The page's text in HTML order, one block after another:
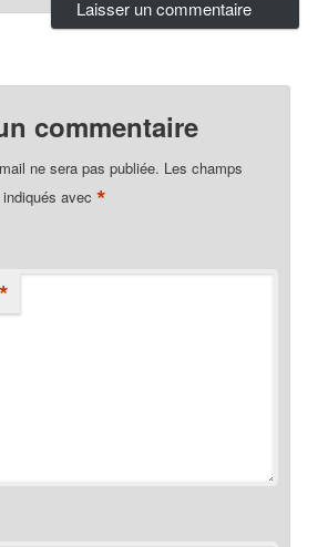
commentaire
ne sera pas publiée. Les champs
indiqués avec*
*